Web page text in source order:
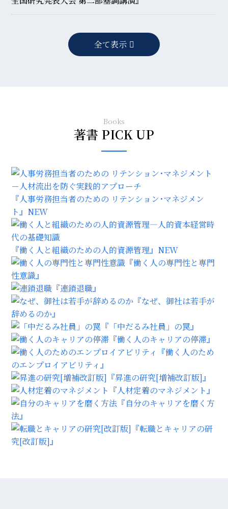
全て表示
Books
著書 PICK UP
『人事労務担当者のための リテンション･マネジメン
ト』 NEW
『働く人と組織のための人的資源管理』 NEW
『働く人の専門性と専門
性意識』
『連鎖退職』
『なぜ、御社は若手が
辞めるのか』
『「中だるみ社員」の罠』
『働く人のキャリアの停滞』
『働く人のため
のエンプロイアビリティ』
『昇進の研究[増補改訂版]』
『人材定着のマネジメント』
『自分のキャリアを磨く方
法』
『転職とキャリアの研
究[改訂版]』